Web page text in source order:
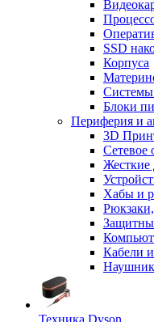
SSD
Корпуса
Блоки
Периферия и
3D
Сетевое
Жесткие
Хабы и
Кабели
Техника Dyson